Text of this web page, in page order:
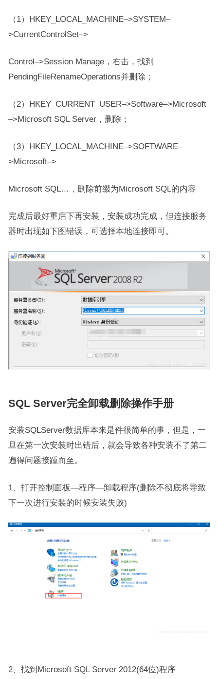
（1）HKEY_LOCAL_MACHINE–>SYSTEM–
>CurrentControlSet–>
Control–>Session Manage，右击，找到
PendingFileRenameOperations并删除；
（2）HKEY_CURRENT_USER–>Software–>Microsoft
–>Microsoft SQL Server，删除；
（3）HKEY_LOCAL_MACHINE–>SOFTWARE–
>Microsoft–>
Microsoft SQL…，删除前缀为Microsoft SQL的内容
完成后最好重启下再安装，安装成功完成，但连接服务
器时出现如下图错误，可选择本地连接即可。
SQL Server完全卸载删除操作手册
安装SQLServer数据库本来是件很简单的事，但是，一
旦在第一次安装时出错后，就会导致各种安装不了第二
遍得问题接踵而至。
1、打开控制面板—程序—卸载程序(删除不彻底将导致
下一次进行安装的时候安装失败)
2、找到Microsoft SQL Server 2012(64位)程序